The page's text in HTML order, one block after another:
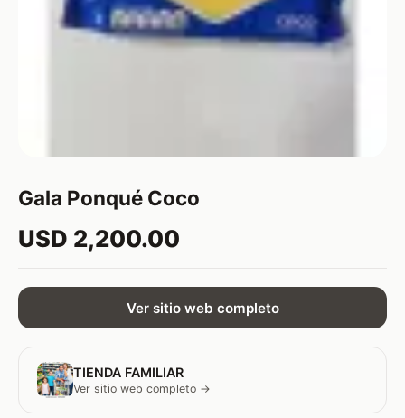
Gala Ponqué Coco
USD 2,200.00
Ver sitio web completo
TIENDA FAMILIAR
Ver sitio web completo →